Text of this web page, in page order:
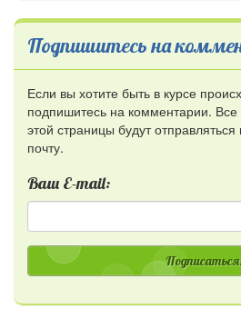
Подпишитесь на
Если вы хотите быть в курсе
подпишитесь на комментарии.
этой страницы будут
почту.
Ваш E-mail: